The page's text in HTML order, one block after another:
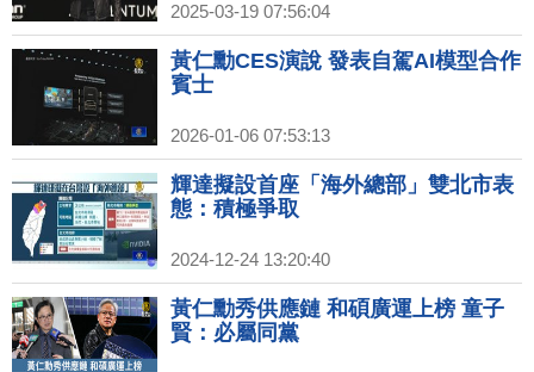
2025-03-19 07:56:04
黃仁勳CES演說 發表自駕AI模型合作
賓士
2026-01-06 07:53:13
輝達擬設首座「海外總部」雙北市表
態：積極爭取
2024-12-24 13:20:40
黃仁勳秀供應鏈 和碩廣運上榜 童子
賢：必屬同黨